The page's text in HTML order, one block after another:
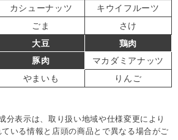
カシューナッツ
キウイフルーツ
ごま
さけ
大豆
鶏肉
豚肉
マカダミアナッツ
やまいも
りんご
分表示は、取り扱い地域や仕様変更により
いる情報と店頭の商品とで異なる場合がご